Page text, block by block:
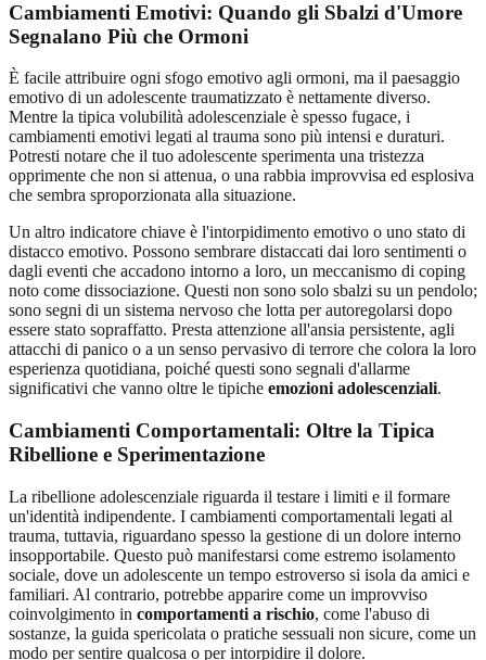
Cambiamenti Emotivi: Quando gli Sbalzi d'Umore
Segnalano Più che Ormoni
È facile attribuire ogni sfogo emotivo agli ormoni, ma il paesaggio
emotivo di un adolescente traumatizzato è nettamente diverso.
Mentre la tipica volubilità adolescenziale è spesso fugace, i
cambiamenti emotivi legati al trauma sono più intensi e duraturi.
Potresti notare che il tuo adolescente sperimenta una tristezza
opprimente che non si attenua, o una rabbia improvvisa ed esplosiva
che sembra sproporzionata alla situazione.
Un altro indicatore chiave è l'intorpidimento emotivo o uno stato di
distacco emotivo. Possono sembrare distaccati dai loro sentimenti o
dagli eventi che accadono intorno a loro, un meccanismo di coping
noto come dissociazione. Questi non sono solo sbalzi su un pendolo;
sono segni di un sistema nervoso che lotta per autoregolarsi dopo
essere stato sopraffatto. Presta attenzione all'ansia persistente, agli
attacchi di panico o a un senso pervasivo di terrore che colora la loro
esperienza quotidiana, poiché questi sono segnali d'allarme
significativi che vanno oltre le tipiche emozioni adolescenziali.
Cambiamenti Comportamentali: Oltre la Tipica
Ribellione e Sperimentazione
La ribellione adolescenziale riguarda il testare i limiti e il formare
un'identità indipendente. I cambiamenti comportamentali legati al
trauma, tuttavia, riguardano spesso la gestione di un dolore interno
insopportabile. Questo può manifestarsi come estremo isolamento
sociale, dove un adolescente un tempo estroverso si isola da amici e
familiari. Al contrario, potrebbe apparire come un improvviso
coinvolgimento in comportamenti a rischio, come l'abuso di
sostanze, la guida spericolata o pratiche sessuali non sicure, come un
modo per sentire qualcosa o per intorpidire il dolore.